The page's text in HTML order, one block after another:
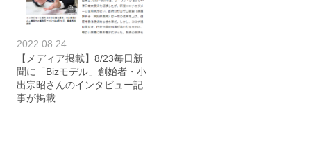
2022.08.24
【メディア掲載】8/23毎日新
聞に「Bizモデル」創始者・小
出宗昭さんのインタビュー記
事が掲載